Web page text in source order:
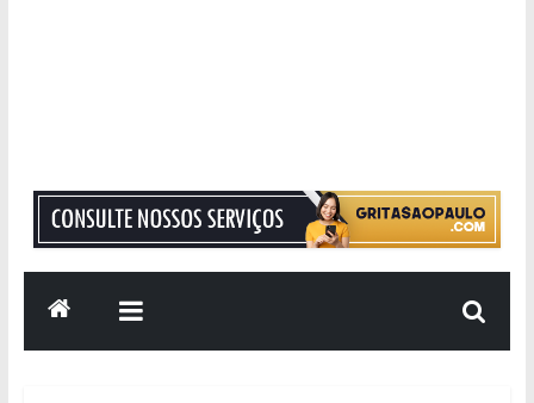
Grita
São
Paulo